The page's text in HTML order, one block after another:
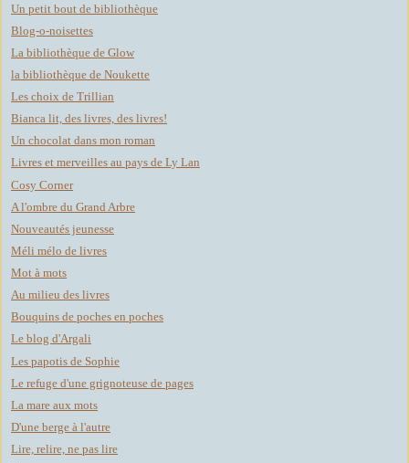
Un petit bout de bibliothèque
Blog-o-noisettes
La bibliothèque de Glow
la bibliothèque de Noukette
Les choix de Trillian
Bianca lit, des livres, des livres!
Un chocolat dans mon roman
Livres et merveilles au pays de Ly Lan
Cosy Corner
A l'ombre du Grand Arbre
Nouveautés jeunesse
Méli mélo de livres
Mot à mots
Au milieu des livres
Bouquins de poches en poches
Le blog d'Argali
Les papotis de Sophie
Le refuge d'une grignoteuse de pages
La mare aux mots
D'une berge à l'autre
Lire, relire, ne pas lire